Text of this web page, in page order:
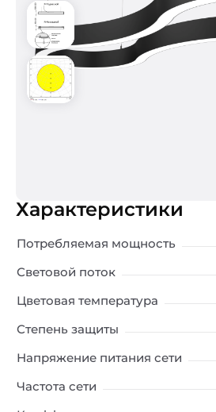
Характеристики
Потребляемая мощность
Световой поток
Цветовая температура
Степень защиты
Напряжение питания сети
Частота сети